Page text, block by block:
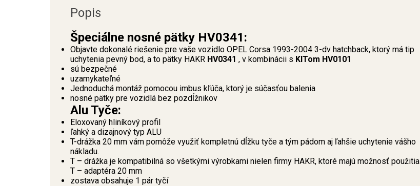
Popis
Špeciálne nosné pätky HV0341:
Objavte dokonalé riešenie pre vaše vozidlo OPEL Corsa 1993-2004 3-dv hatchback, ktorý má tip
uchytenia pevný bod, a to pätky HAKR HV0341 , v kombinácii s KITom HV0101
sú bezpečné
uzamykateľné
Jednoduchá montáž pomocou imbus kľúča, ktorý je súčasťou balenia
nosné pätky pre vozidlá bez pozdĺžnikov
Alu Tyče:
Eloxovaný hliníkový profil
ľahký a dizajnový typ ALU
T-drážka 20 mm vám pomôže využiť kompletnú dĺžku tyče a tým pádom aj ľahšie uchytenie vášho
nákladu.
T – drážka je kompatibilná so všetkými výrobkami nielen firmy HAKR, ktoré majú možnosť použitia
T – adaptéra 20 mm
zostava obsahuje 1 pár tyčí